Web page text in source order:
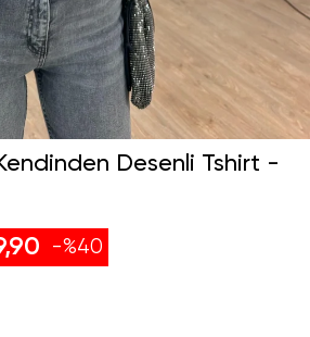
Desenli Tshirt -
40